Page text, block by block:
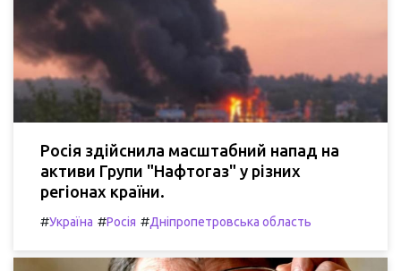
Росія здійснила масштабний напад на
активи Групи "Нафтогаз" у різних
регіонах країни.
#Україна #Росія #Дніпропетровська область